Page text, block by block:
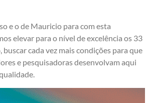
e o de Mauricio para com esta
elevar para o nível de excelência os 33
buscar cada vez mais condições para que
e pesquisadoras desenvolvam aqui